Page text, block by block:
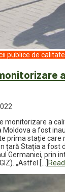
publice de calitate
monitorizare a
Moldova a fost
prima stație
țară Stația a fost
Germaniei, prin
„Astfel […]